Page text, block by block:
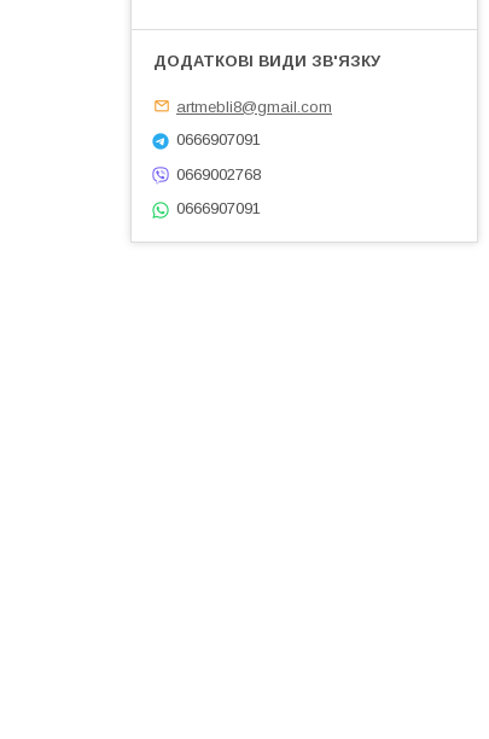
artmebli8@gmail.com
0666907091
0669002768
0666907091